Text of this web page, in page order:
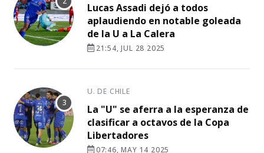
Lucas Assadi dejó a todos
aplaudiendo en notable goleada
de la U a La Calera
21:54, JUL 28 2025
U. DE CHILE
La "U" se aferra a la esperanza de
clasificar a octavos de la Copa
Libertadores
07:46, MAY 14 2025